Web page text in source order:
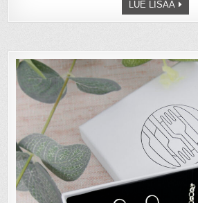
LUE LISÄÄ